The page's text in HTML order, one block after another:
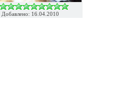
Добавлено: 16.04.2010